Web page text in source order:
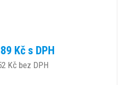
Kč s DPH
Kč bez DPH